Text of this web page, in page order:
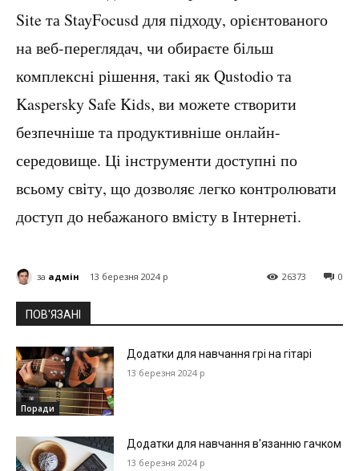
Site та StayFocusd для підходу, орієнтованого
на веб-переглядач, чи обираєте більш
комплексні рішення, такі як Qustodio та
Kaspersky Safe Kids, ви можете створити
безпечніше та продуктивніше онлайн-
середовище. Ці інструменти доступні по
всьому світу, що дозволяє легко контролювати
доступ до небажаного вмісту в Інтернеті.
0
26373
за адмін 13 березня 2024 р
ПОВ'ЯЗАНІ
Поради
Додатки для навчання грі на гітарі
13 березня 2024 р
Додатки для навчання в'язанню гачком
13 березня 2024 р